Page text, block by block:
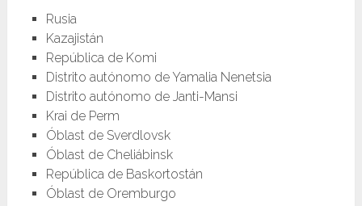
Rusia
Kazajistán
República de Komi
Distrito autónomo de Yamalia Nenetsia
Distrito autónomo de Janti-Mansi
Krai de Perm
Óblast de Sverdlovsk
Óblast de Cheliábinsk
República de Baskortostán
Óblast de Oremburgo